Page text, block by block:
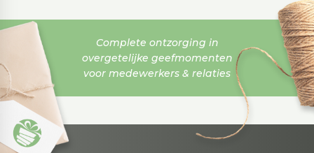
Complete ontzorging in
overgetelijke geefmomenten
voor medewerkers & relaties